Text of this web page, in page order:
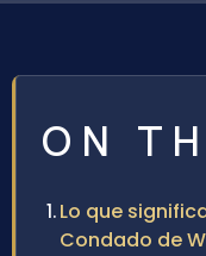
ON
Lo que
Condado de